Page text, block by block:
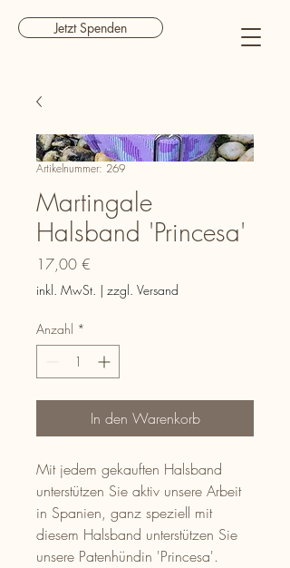
Jetzt Spenden
Artikelnummer: 269
Martingale
Halsband 'Princesa'
17,00 €
inkl. MwSt. | zzgl. Versand
Anzahl *
In den Warenkorb
Mit jedem gekauften Halsband
unterstützen Sie aktiv unsere Arbeit
in Spanien, ganz speziell mit
diesem Halsband unterstützen Sie
unsere Patenhündin 'Princesa'.